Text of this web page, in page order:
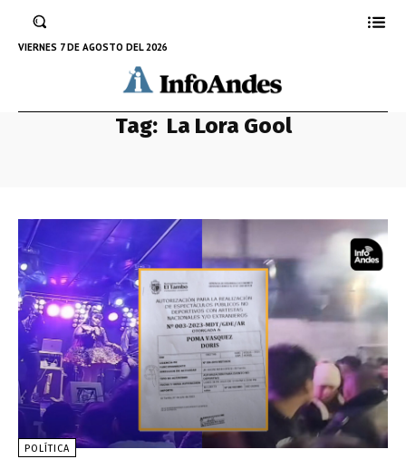
VIERNES 7 DE AGOSTO DEL 2026
Tag: La Lora Gool
POLÍTICA